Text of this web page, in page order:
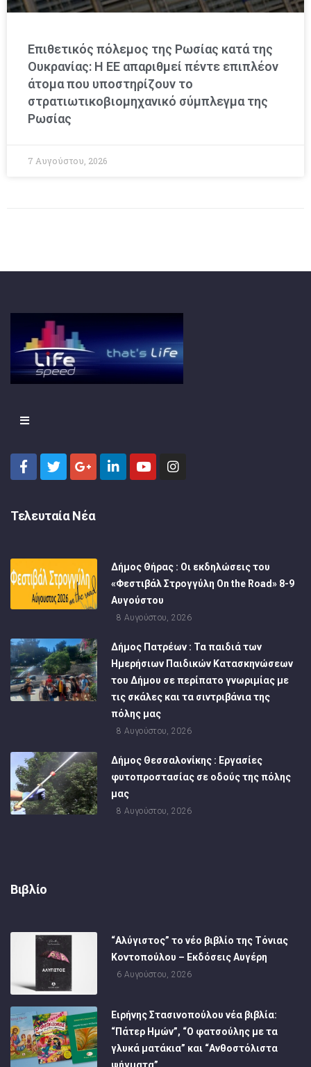
Επιθετικός πόλεμος της Ρωσίας κατά της
Ουκρανίας: Η ΕΕ απαριθμεί πέντε επιπλέον
άτομα που υποστηρίζουν το
στρατιωτικοβιομηχανικό σύμπλεγμα της
Ρωσίας
7 Αυγούστου, 2026
Τελευταία Νέα
Δήμος Θήρας : Οι εκδηλώσεις του
«Φεστιβάλ Στρογγύλη On the Road» 8-9
Αυγούστου
8 Αυγούστου, 2026
Δήμος Πατρέων : Τα παιδιά των
Ημερήσιων Παιδικών Κατασκηνώσεων
του Δήμου σε περίπατο γνωριμίας με
τις σκάλες και τα σιντριβάνια της
πόλης μας
8 Αυγούστου, 2026
Δήμος Θεσσαλονίκης : Εργασίες
φυτοπροστασίας σε οδούς της πόλης
μας
8 Αυγούστου, 2026
Βιβλίο
“Αλύγιστος” το νέο βιβλίο της Τόνιας
Κοντοπούλου – Εκδόσεις Αυγέρη
6 Αυγούστου, 2026
Ειρήνης Στασινοπούλου νέα βιβλία:
“Πάτερ Ημών”, “Ο φατσούλης με τα
γλυκά ματάκια” και “Ανθοστόλιστα
ψήγματα”